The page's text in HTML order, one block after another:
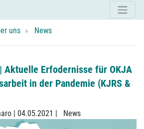
uns News
Aktuelle Erfodernisse für OKJA
in der Pandemie (KJRS &
| 04.05.2021 News